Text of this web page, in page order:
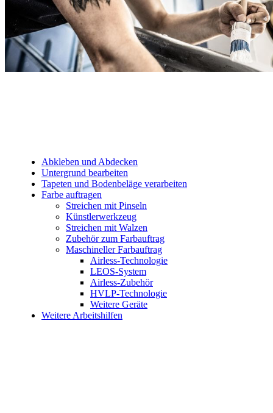
Abkleben und Abdecken
Untergrund bearbeiten
Tapeten und Bodenbeläge verarbeiten
Farbe auftragen
Streichen mit Pinseln
Künstlerwerkzeug
Streichen mit Walzen
Zubehör zum Farbauftrag
Maschineller Farbauftrag
Airless-Technologie
LEOS-System
Airless-Zubehör
HVLP-Technologie
Weitere Geräte
Weitere Arbeitshilfen